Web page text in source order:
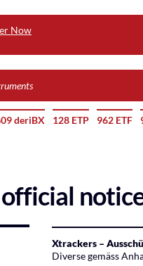
Now
deriBX 128 ETP 962 ETF
Xtrackers –
Diverse gemäss